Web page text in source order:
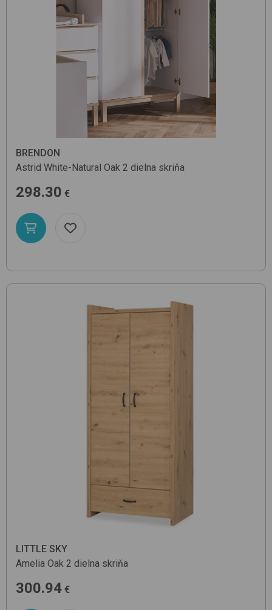
BRENDON
Astrid White-Natural Oak 2 dielna skriňa
298.30 €
LITTLE SKY
Amelia Oak 2 dielna skriňa
300.94 €